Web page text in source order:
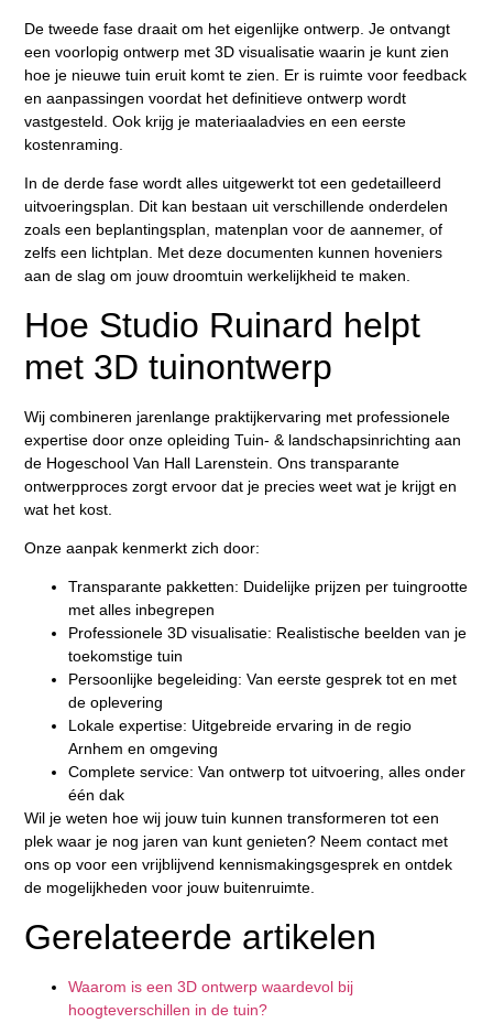
De tweede fase draait om het eigenlijke ontwerp. Je ontvangt
een voorlopig ontwerp met 3D visualisatie waarin je kunt zien
hoe je nieuwe tuin eruit komt te zien. Er is ruimte voor feedback
en aanpassingen voordat het definitieve ontwerp wordt
vastgesteld. Ook krijg je materiaaladvies en een eerste
kostenraming.
In de derde fase wordt alles uitgewerkt tot een gedetailleerd
uitvoeringsplan. Dit kan bestaan uit verschillende onderdelen
zoals een beplantingsplan, matenplan voor de aannemer, of
zelfs een lichtplan. Met deze documenten kunnen hoveniers
aan de slag om jouw droomtuin werkelijkheid te maken.
Hoe Studio Ruinard helpt
met 3D tuinontwerp
Wij combineren jarenlange praktijkervaring met professionele
expertise door onze opleiding Tuin- & landschapsinrichting aan
de Hogeschool Van Hall Larenstein. Ons transparante
ontwerpproces zorgt ervoor dat je precies weet wat je krijgt en
wat het kost.
Onze aanpak kenmerkt zich door:
Transparante pakketten: Duidelijke prijzen per tuingrootte
met alles inbegrepen
Professionele 3D visualisatie: Realistische beelden van je
toekomstige tuin
Persoonlijke begeleiding: Van eerste gesprek tot en met
de oplevering
Lokale expertise: Uitgebreide ervaring in de regio
Arnhem en omgeving
Complete service: Van ontwerp tot uitvoering, alles onder
één dak
Wil je weten hoe wij jouw tuin kunnen transformeren tot een
plek waar je nog jaren van kunt genieten? Neem contact met
ons op voor een vrijblijvend kennismakingsgesprek en ontdek
de mogelijkheden voor jouw buitenruimte.
Gerelateerde artikelen
Waarom is een 3D ontwerp waardevol bij
hoogteverschillen in de tuin?